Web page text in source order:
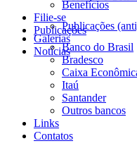
Benefícios
Filie-se
PublicaçõesPublicações
Galerias
NotíciasBanco do Brasil
Bradesco
Caixa
Itaú
Santander
Outros bancos
Links
Contatos